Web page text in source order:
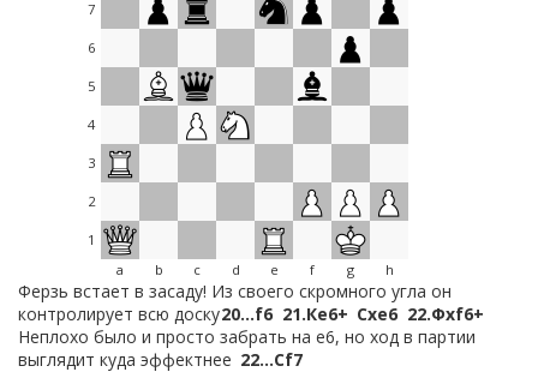
7
6
5
4
3
2
1
a
b c d e f g h
Ферзь встает в засаду! Из своего скромного угла он
контролирует всю доску20…f6 21.Кe6+ Сxe6 22.Фxf6+
Неплохо было и просто забрать на е6, но ход в партии
выглядит куда эффектнее 22…Сf7